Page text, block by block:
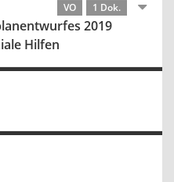
VO 1 Dok.
2019
Hilfen